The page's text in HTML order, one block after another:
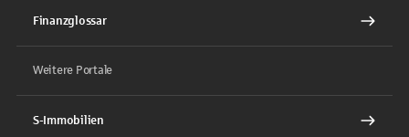
Finanzglossar
Weitere Portale
S-Immobilien